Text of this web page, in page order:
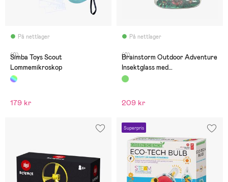
På nettlager
(0)
Simba Toys Scout
Lommemikroskop
179 kr
På nettlager
(0)
Brainstorm Outdoor Adventure
Insektglass med
Forstørrelsesglass
209 kr
Superpris